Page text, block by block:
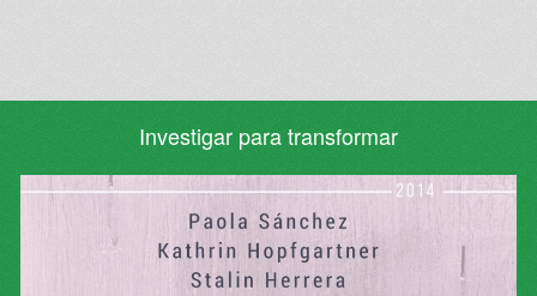
Investigar para transformar